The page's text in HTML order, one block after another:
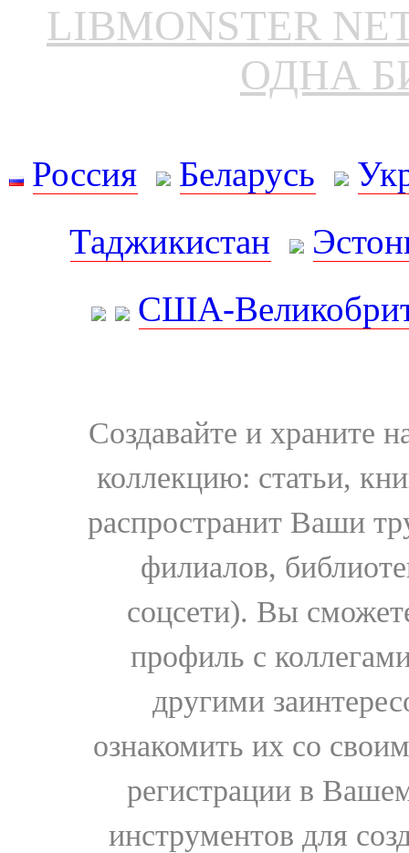
LIBMONSTER
ОДНА
Россия Беларусь
Таджикистан
США-
Создавайте и храните
коллекцию: статьи,
распространит Ваши
филиалов,
соцсети). Вы
профиль с
другими
ознакомить их со
регистрации в
инструментов для